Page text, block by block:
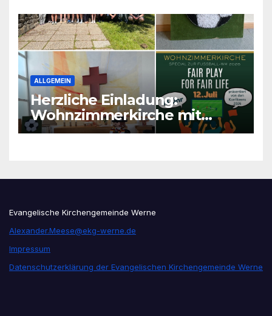
ALLGEMEIN
Herzliche Einladung:
Wohnzimmerkirche mit
unseren Konfis
Evangelische Kirchengemeinde Werne
Alexander.Meese@ekg-werne.de
Impressum
Datenschutzerklärung der Evangelischen Kirchengemeinde Werne